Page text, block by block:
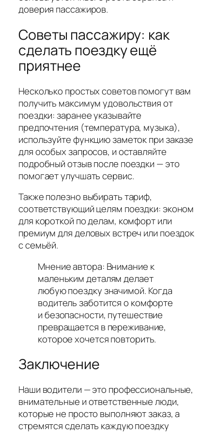
доверия пассажиров.
Советы пассажиру: как
сделать поездку ещё
приятнее
Несколько простых советов помогут вам
получить максимум удовольствия от
поездки: заранее указывайте
предпочтения (температура, музыка),
используйте функцию заметок при заказе
для особых запросов, и оставляйте
подробный отзыв после поездки — это
помогает улучшать сервис.
Также полезно выбирать тариф,
соответствующий целям поездки: эконом
для короткой по делам, комфорт или
премиум для деловых встреч или поездок
с семьёй.
Мнение автора: Внимание к
маленьким деталям делает
любую поездку значимой. Когда
водитель заботится о комфорте
и безопасности, путешествие
превращается в переживание,
которое хочется повторить.
Заключение
Наши водители — это профессиональные,
внимательные и ответственные люди,
которые не просто выполняют заказ, а
стремятся сделать каждую поездку